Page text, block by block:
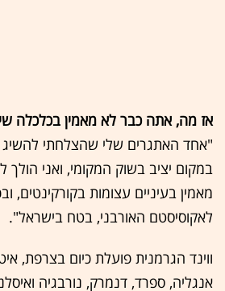
אז מה, אתה כבר לא מאמין בכלכלה
"אחד האתגרים שלי שהצלחתי להשיג
במקום יציב בשוק המקומי, ואני הולך
מאמין בעיניים עצומות בקורקינטים,
לאקוסיסטם האורבני, בטח בישראל".
ווינד הגרמנית פועלת כיום בצרפת,
אנגליה, ספרד, דנמרק, נורבגיה